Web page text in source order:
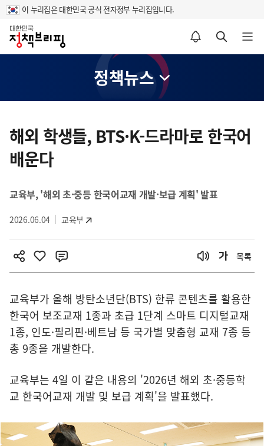
이 누리집은 대한민국 공식 전자정부 누리집입니다.
홈
알림설정 바로가기 검색 바로가기 메뉴 열기
정책뉴스
텐
츠
영
해외 학생들, BTS·K-드라마로 한국어
배운다
교육부, '해외 초·중등 한국어교재 개발·보급 계획' 발표
2026.06.04 교육부
목록
교육부가 올해 방탄소년단(BTS) 한류 콘텐츠를 활용한
한국어 보조교재 1종과 초급 1단계 스마트 디지털교재
1종, 인도·필리핀·베트남 등 국가별 맞춤형 교재 7종 등
총 9종을 개발한다.
교육부는 4일 이 같은 내용의 '2026년 해외 초·중등학
교 한국어교재 개발 및 보급 계획'을 발표했다.